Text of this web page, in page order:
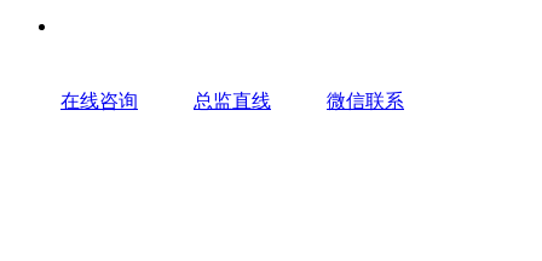
在线咨询 总监直线 微信联系